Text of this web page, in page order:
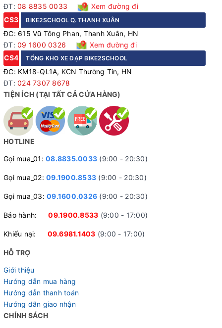
ĐT: 08 8835 0033
Xem đường đi
CS3
BIKE2SCHOOL Q. THANH XUÂN
ĐC: 615 Vũ Tông Phan, Thanh Xuân, HN
ĐT: 09 1600 0326
Xem đường đi
CS4
TỔNG KHO XE ĐẠP BIKE2SCHOOL
ĐC: KM18-QL1A, KCN Thường Tín, HN
ĐT: 024 7307 8678
TIỆN ÍCH (TẠI TẤT CẢ CỬA HÀNG)
HOTLINE
Gọi mua_01: 08.8835.0033 (9:00 - 20:30)
Gọi mua_02: 09.1900.8533 (9:00 - 20:30)
Gọi mua_03: 09.1600.0326 (9:00 - 20:30)
Bảo hành:09.1900.8533 (9:00 - 17:00)
Khiếu nại: 09.6981.1403 (9:00 - 17:00)
HỖ TRỢ
Giới thiệu
Hướng dẫn mua hàng
Hướng dẫn thanh toán
Hướng dẫn giao nhận
CHÍNH SÁCH